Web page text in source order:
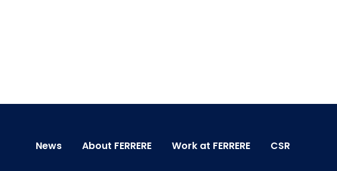
News About FERRERE Work at FERRERE CSR